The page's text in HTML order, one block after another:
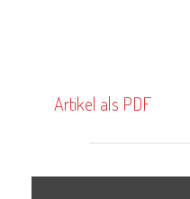
Artikel als PDF